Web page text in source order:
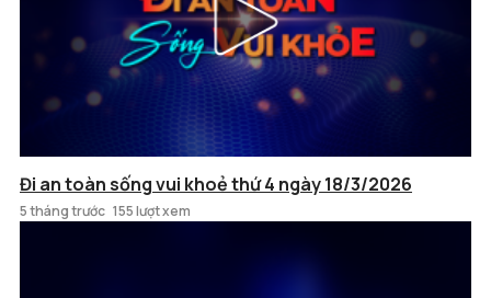
Đi an toàn sống vui khoẻ thứ 4 ngày 18/3/2026
5 tháng trước 155 lượt xem